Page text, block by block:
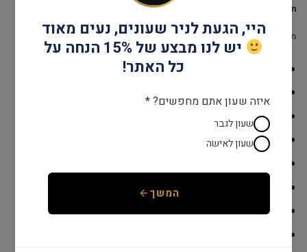
תיאור
מידע נוסף
גוף השעון: עור
אחריות: שנתיים יבואן רשמי
זכוכית: מינרל
היי, הגעת לניר שעונים, נעים מאוד
יש לנו מבצע של 15% הנחה על
כל האתר!
איזה שעון אתם מחפשים? *
שעון לגבר
שעון לאישה
המשך